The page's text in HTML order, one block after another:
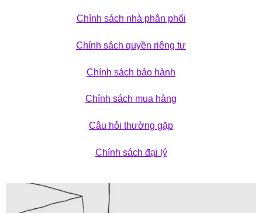
Chính sách nhà phân phối
Chính sách quyền riêng tư
Chính sách bảo hành
Chính sách mua hàng
Câu hỏi thường gặp
Chính sách đại lý